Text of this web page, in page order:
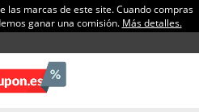
las marcas de este site. Cuando compras
ganar una comisión. Más detalles.